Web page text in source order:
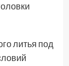
литья под